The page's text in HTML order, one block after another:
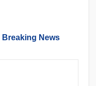
Breaking News